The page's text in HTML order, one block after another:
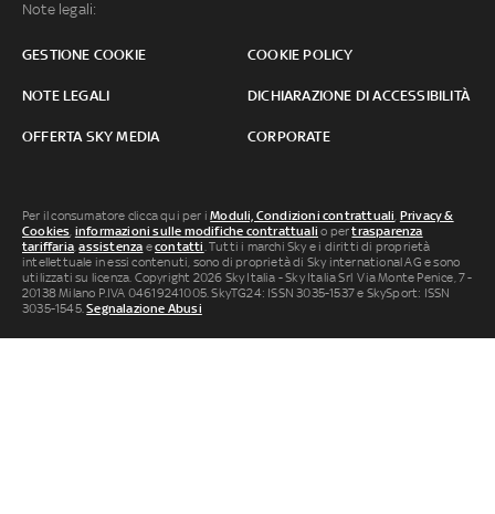
Note legali:
GESTIONE COOKIE COOKIE POLICY
NOTE LEGALI DICHIARAZIONE DI ACCESSIBILITÀ
OFFERTA SKY MEDIA CORPORATE
Per il consumatore clicca qui per iModuli, Condizioni contrattuali, Privacy &
Cookies, informazioni sulle modifiche contrattuali o pertrasparenza
tariffaria,assistenza econtatti. Tutti i marchi Sky e i diritti di proprietà
intellettuale in essi contenuti, sono di proprietà di Sky international AG e sono
utilizzati su licenza. Copyright 2026 Sky Italia - Sky Italia Srl Via Monte Penice, 7 -
20138 Milano P.IVA 04619241005. SkyTG24: ISSN 3035-1537 e SkySport: ISSN
3035-1545.Segnalazione Abusi